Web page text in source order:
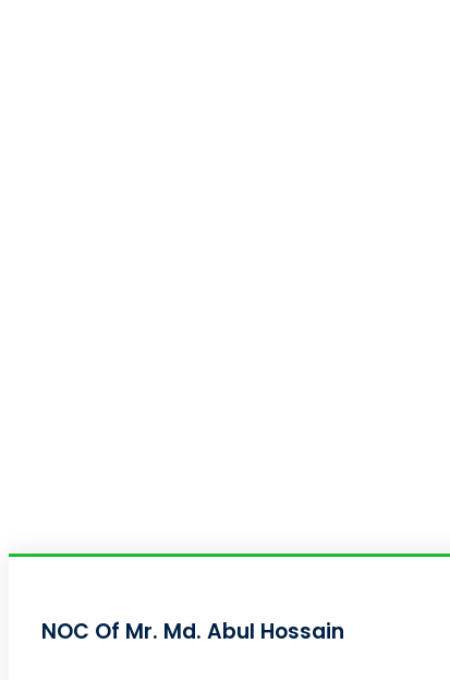
NOC Of Mr. Md. Abul Hossain